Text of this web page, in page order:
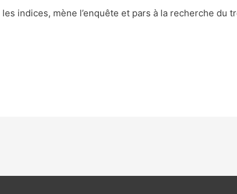
indices, mène l’enquête et pars à la recherche du